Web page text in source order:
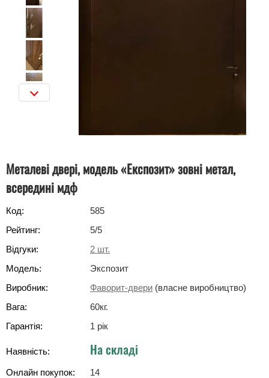
Металеві двері, модель «Експозит» зовні метал,
всередині мдф
Код:
585
Рейтинг:
5/5
Відгуки:
2 шт.
Модель:
Экспозит
Виробник:
Фаворит-двери (власне виробництво)
Вага:
60кг.
Гарантія:
1 рік
Наявність: На складі
Онлайн покупок: 14